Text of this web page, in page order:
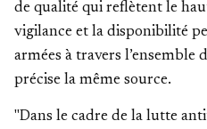
de qualité qui reflètent le
vigilance et la disponibilité
armées à travers
précise la même source.
"Dans le cadre de la lutte